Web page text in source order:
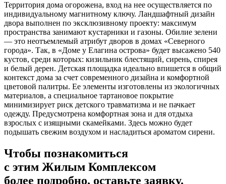
Территория дома огорожена, вход на нее осуществляется по
индивидуальному магнитному ключу. Ландшафтный дизайн
двора выполнен по эксклюзивному проекту: максимум
пространства занимают кустарники и газоны. Обилие зелени
— это неотъемлемый атрибут дворов в домах «Северного
города». Так, в «Доме у Елагина острова» будет высажено 540
кустов, среди которых: кизильник блестящий, сирень, спирея
и белый дерен. Детская площадка идеально впишется в общий
контекст дома за счет современного дизайна и комфортной
цветовой палитры. Ее элементы изготовлены из экологичных
материалов, а специальное тартановое покрытие
минимизирует риск детского травматизма и не пачкает
одежду. Предусмотрена комфортная зона и для отдыха
взрослых с изящными скамейками. Здесь можно будет
подышать свежим воздухом и насладиться ароматом сирени.
Чтобы познакомиться
с этим Жилым Комплексом
более подробно, оставьте заявку.